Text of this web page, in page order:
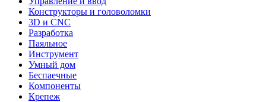
Конструкторы и головоломки
3D и CNC
Разработка
Паяльное
Инструмент
Умный дом
Беспаечные
Компоненты
Крепеж